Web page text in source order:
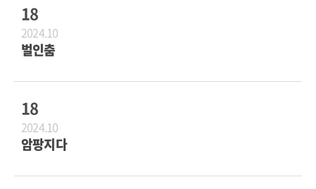
18
2024.10
벌인춤
18
2024.10
암팡지다